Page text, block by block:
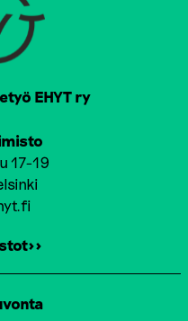
EHYT ry
17-19